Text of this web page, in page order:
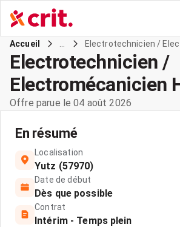
Accueil Electrotechnicien /
Electrotechnicien /
Electromécanicien
Offre parue le 04 août 2026
En résumé
Localisation
Yutz (57970)
Date de début
Dès que possible
Contrat
Intérim - Temps plein